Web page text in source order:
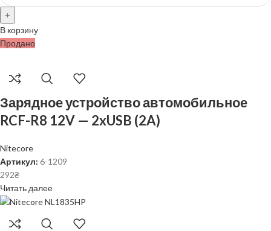
В корзину
Продано
Зарядное устройство автомобильное
RCF-R8 12V — 2xUSB (2A)
Nitecore
Артикул: 6-1209
292₴
Читать далее